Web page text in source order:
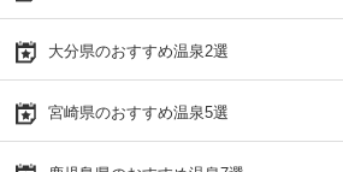
大分県のおすすめ温泉2選
宮崎県のおすすめ温泉5選